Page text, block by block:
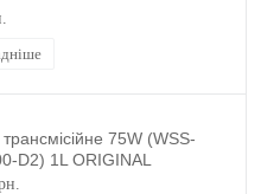
75W (WSS-
D2) 1L ORIGINAL